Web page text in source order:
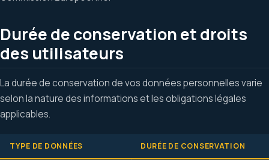
Durée de conservation et droits
des utilisateurs
La durée de conservation de vos données personnelles varie
selon la nature des informations et les obligations légales
applicables.
TYPE DE DONNÉES DURÉE DE CONSERVATION